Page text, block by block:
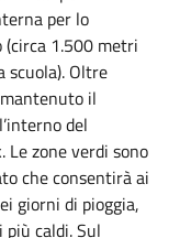
per lo
1.500 metri
scuola). Oltre
il
del
Le zone verdi sono
che consentirà ai
giorni di pioggia,
caldi. Sul